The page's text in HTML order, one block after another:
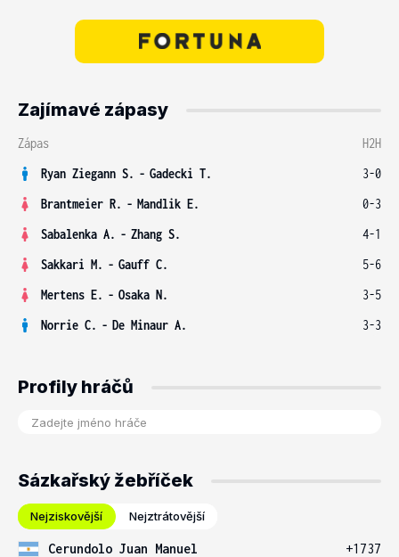
Zajímavé zápasy
Zápas
H2H
Ryan Ziegann S. - Gadecki T.
3-0
Brantmeier R. - Mandlik E.
0-3
Sabalenka A. - Zhang S.
4-1
Sakkari M. - Gauff C.
5-6
Mertens E. - Osaka N.
3-5
Norrie C. - De Minaur A. 3-3
Profily hráčů
Sázkařský žebříček
Nejziskovější Nejztrátovější
Cerundolo Juan Manuel
+1737